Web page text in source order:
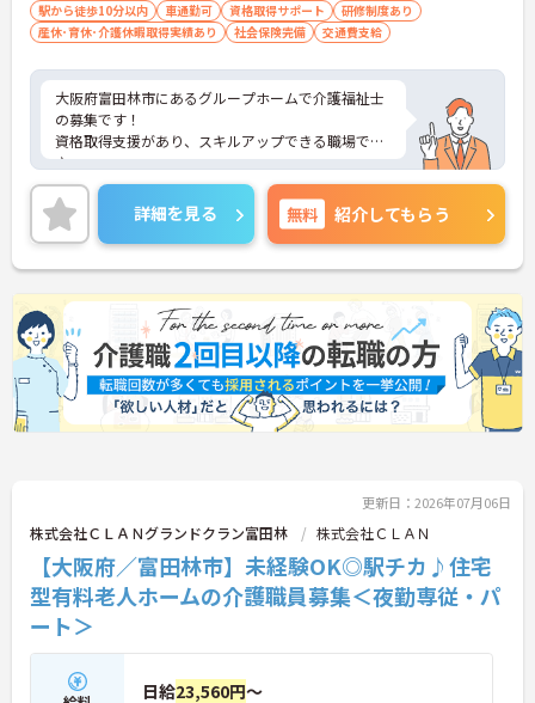
駅から徒歩10分以内 車通勤可 資格取得サポート
研修制度あり
産休･育休･介護休暇取得実績あり
社会保険完備 交通費支給
大阪府富田林市にあるグループホームで介護福祉士
の募集です！
資格取得支援があり、スキルアップできる職場です
♪
また、最寄駅から徒歩10分圏内でマイカー通勤もOK
なので、ご自身のライフスタイルに合わせた交通手
段が選べます◎
ご興味ある方は面接ポイントをお伝えしますので、
お気軽にご連絡ください。
詳細を見る 無料 紹介してもらう
更新日：2026年07月06日
株式会社ＣＬＡＮグランドクラン富田林 株式会社ＣＬＡＮ
【大阪府／富田林市】未経験OK◎駅チカ♪住宅
型有料老人ホームの介護職員募集＜夜勤専従・パ
ート＞
日給23,560円～